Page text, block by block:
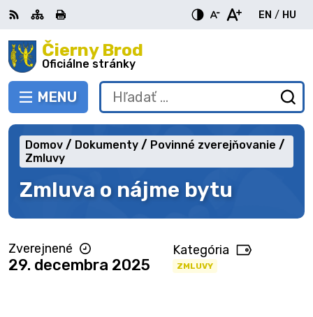
Preskočiť
na
obsah Čierny Brod
Oficiálne stránky
PREPNÚŤ
MENU
RSS MapaTlačiť
EN
English
/ HU
Hľadať:
Zmluva o nájme bytu
Domov Dokumenty
Povinné zverejňovanie
Zmluvy
Zverejnené
29. decembra 2025
Kategória
ZMLUVY